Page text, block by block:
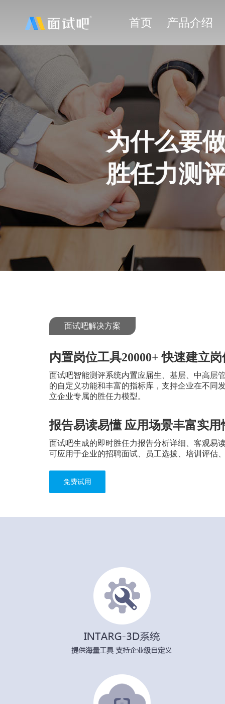
首页 产品介绍
销售人员测评
领导力测评
胜任力测评
情商测评
逆商测评
人才计划
校园招聘
社会招聘
内部选拔
团队培训
为什么要
胜任力测
面试吧解决方案
内置岗位工具20000+ 快速建立
面试吧智能测评系统内置应届生、基层、中高层
的自定义功能和丰富的指标库，支持企业在不同
立企业专属的胜任力模型。
报告易读易懂 应用场景丰富实用
面试吧生成的即时胜任力报告分析详细、客观易
可应用于企业的招聘面试、员工选拔、培训评估
免费试用